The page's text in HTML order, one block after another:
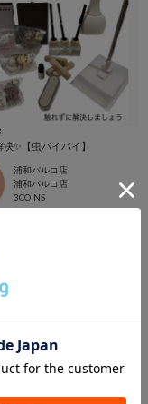
✨【虫バイバイ】
浦和パルコ店
浦和パルコ店
3COINS